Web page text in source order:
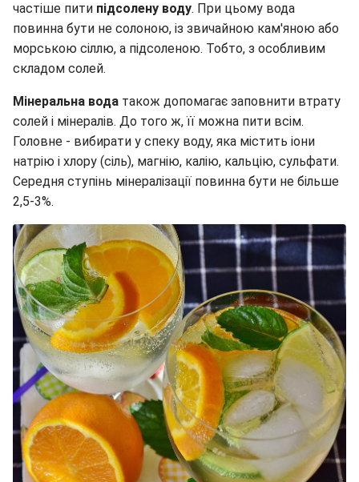
частіше пити підсолену воду. При цьому вода
повинна бути не солоною, із звичайною кам'яною або
морською сіллю, а підсоленою. Тобто, з особливим
складом солей.
Мінеральна вода також допомагає заповнити втрату
солей і мінералів. До того ж, її можна пити всім.
Головне - вибирати у спеку воду, яка містить іони
натрію і хлору (сіль), магнію, калію, кальцію, сульфати.
Середня ступінь мінералізації повинна бути не більше
2,5-3%.